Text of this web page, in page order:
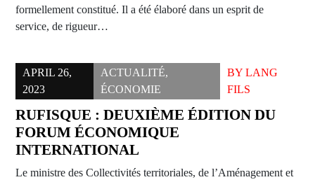
formellement constitué. Il a été élaboré dans un esprit de
service, de rigueur…
APRIL 26,
2023
ACTUALITÉ,
ÉCONOMIE
BY LANG
FILS
RUFISQUE : DEUXIÈME ÉDITION DU
FORUM ÉCONOMIQUE
INTERNATIONAL
Le ministre des Collectivités territoriales, de l’Aménagement et